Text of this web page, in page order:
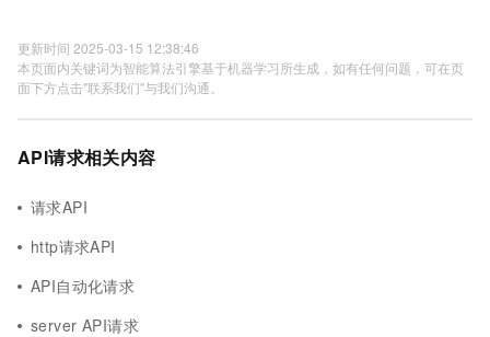
更新时间 2025-03-15 12:38:46
本页面内关键词为智能算法引擎基于机器学习所生成，如有任何问题，可在页
面下方点击"联系我们"与我们沟通。
API请求相关内容
请求API
http请求API
API自动化请求
server API请求